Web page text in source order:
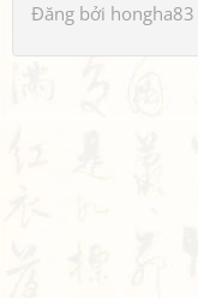
Đăng bởi hongha83